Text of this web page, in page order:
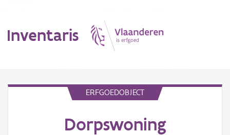
Inventaris
ERFGOEDOBJECT
Dorpswoning